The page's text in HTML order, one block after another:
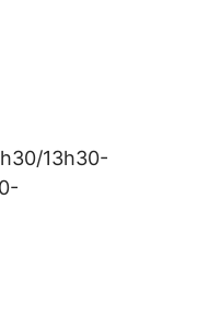
13h30-